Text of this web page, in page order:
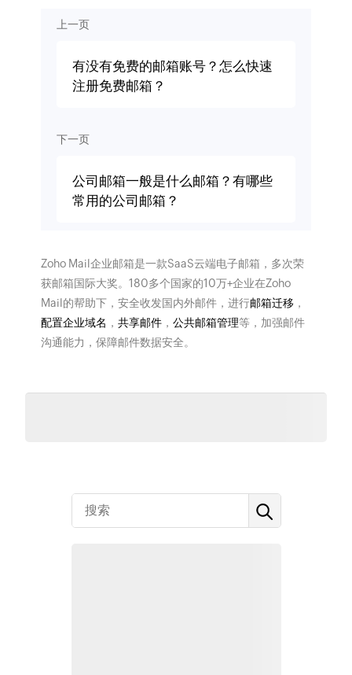
上一页
有没有免费的邮箱账号？怎么快速
注册免费邮箱？
下一页
公司邮箱一般是什么邮箱？有哪些
常用的公司邮箱？
Zoho Mail企业邮箱是一款SaaS云端电子邮箱，多次荣
获邮箱国际大奖。180多个国家的10万+企业在Zoho
Mail的帮助下，安全收发国内外邮件，进行邮箱迁移 ，
配置企业域名 ， 共享邮件， 公共邮箱管理等，加强邮件
沟通能力，保障邮件数据安全。